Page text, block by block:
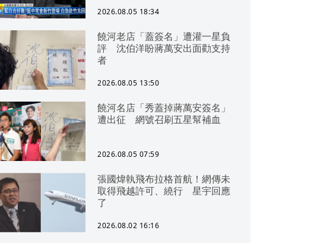
2026.08.05 18:34
饒河老店「蓋簽名」遭灌一星負
評 沈伯洋盼蔣萬安出面勸支持
者
2026.08.05 13:50
饒河名店「秀蓋掉蔣萬安簽名」
遭出征 網號召刷五星幫補血
2026.08.05 07:59
張國煒執飛布拉格首航！網傳未
取得飛越許可、繞行 星宇回應
了
2026.08.02 16:16